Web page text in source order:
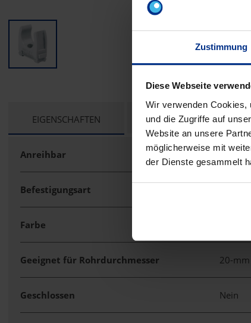
Zustimmung
Diese Webseite
Wir verwenden Cookies,
und die Zugriffe auf
Website an unsere
möglicherweise mit
der Dienste gesammelt
CURRENT
EIGENSCHAFTEN TECHNISCHE
Anreihbar Ja
Befestigungsart
Farbe
Geeignet für Rohrdurchmesser 20-mm
Geschlossen Nein